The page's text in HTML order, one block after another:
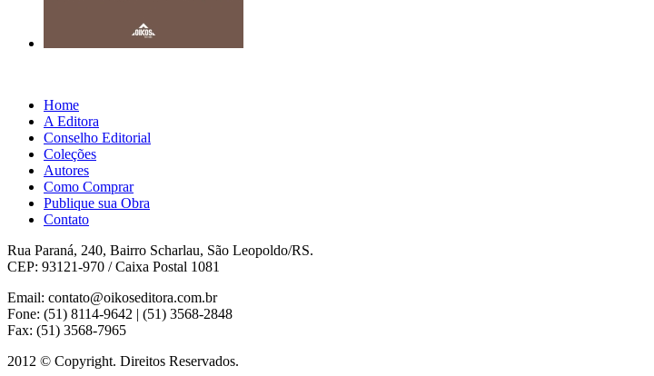
Home
A Editora
Conselho Editorial
Coleções
Autores
Como Comprar
Publique sua Obra
Contato
Rua Paraná, 240, Bairro Scharlau, São Leopoldo/RS.
CEP: 93121-970 / Caixa Postal 1081
Email: contato@oikoseditora.com.br
Fone: (51) 8114-9642 | (51) 3568-2848
Fax: (51) 3568-7965
2012 © Copyright. Direitos Reservados.